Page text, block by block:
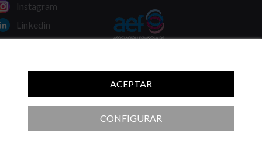
ACEPTAR
CONFIGURAR
Instagram
Linkedin
recomendaciones de su médico.